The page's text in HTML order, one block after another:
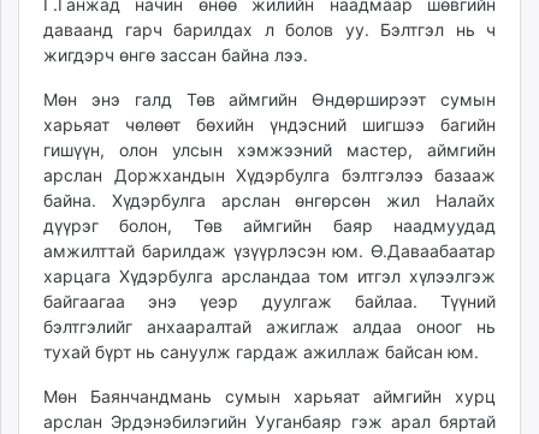
даваанд гарч барилдах л болов уу. Бэлтгэл нь ч
жигдэрч өнгө зассан байна лээ.
Мөн энэ галд Төв аймгийн Өндөрширээт сумын
харьяат чөлөөт бөхийн үндэсний шигшээ багийн
гишүүн, олон улсын хэмжээний мастер, аймгийн
арслан Доржхандын Хүдэрбулга бэлтгэлээ базааж
байна. Хүдэрбулга арслан өнгөрсөн жил Налайх
дүүрэг болон, Төв аймгийн баяр наадмуудад
амжилттай барилдаж үзүүрлэсэн юм. Ө.Даваабаатар
харцага Хүдэрбулга арсландаа том итгэл хүлээлгэж
байгаагаа энэ үеэр дуулгаж байлаа. Түүний
бэлтгэлийг анхааралтай ажиглаж алдаа оноог нь
тухай бүрт нь сануулж гардаж ажиллаж байсан юм.
Мөн Баянчандмань сумын харьяат аймгийн хурц
арслан Эрдэнэбилэгийн Ууганбаяр гэж арал бяртай